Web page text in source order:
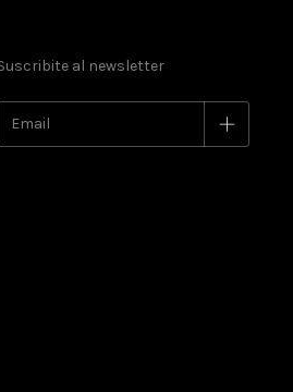
al newsletter